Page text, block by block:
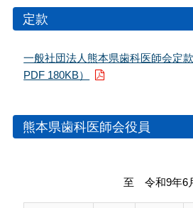
定款
一般社団法人熊本県歯科医師会定
PDF 180KB）
熊本県歯科医師会役員
至 令和9年6
サイトマップ